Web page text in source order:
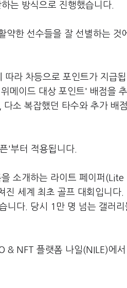
는 방식으로 진행했습니다.
약한 선수들을 잘 선별하는 것
라 차등으로 포인트가 지급
메이드 대상 포인트' 배점을
소 복잡했던 타수와 추가 배
'부터 적용됩니다.
소개하는 라이트 페이퍼
세계 최초 골프 대회입니다.
니다. 당시 1만 명 넘는 갤러리
& NFT 플랫폼 나일(NILE)에